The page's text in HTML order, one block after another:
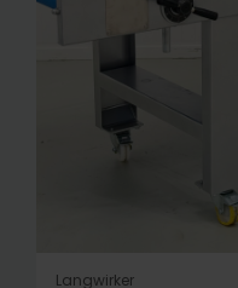
Langwirker